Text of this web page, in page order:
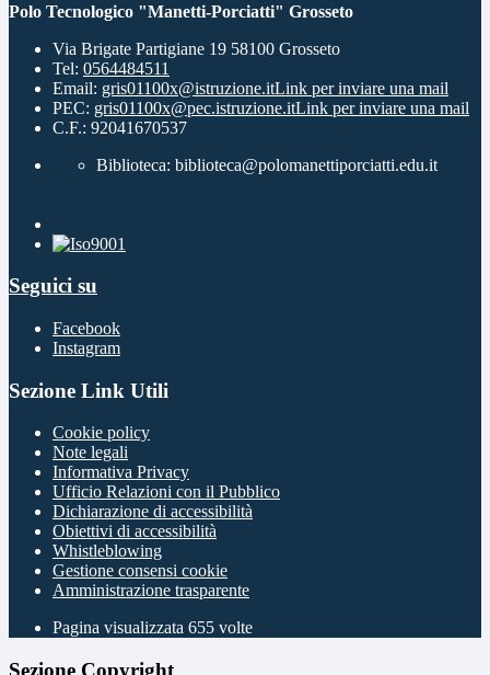
Polo Tecnologico "Manetti-Porciatti" Grosseto
Via Brigate Partigiane 19 58100 Grosseto
Tel: 0564484511
Email: gris01100x@istruzione.itLink per inviare una mail
PEC: gris01100x@pec.istruzione.itLink per inviare una mail
C.F.: 92041670537
Biblioteca: biblioteca@polomanettiporciatti.edu.it
Seguici su
Facebook
Instagram
Sezione Link Utili
Cookie policy
Note legali
Informativa Privacy
Ufficio Relazioni con il Pubblico
Dichiarazione di accessibilità
Obiettivi di accessibilità
Whistleblowing
Gestione consensi cookie
Amministrazione trasparente
Pagina visualizzata 655 volte
Sezione Copyright